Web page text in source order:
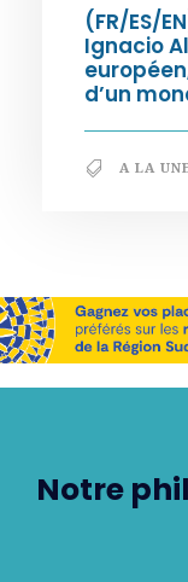
(FR/ES/
Ignacio
d’un
A LA
Notre